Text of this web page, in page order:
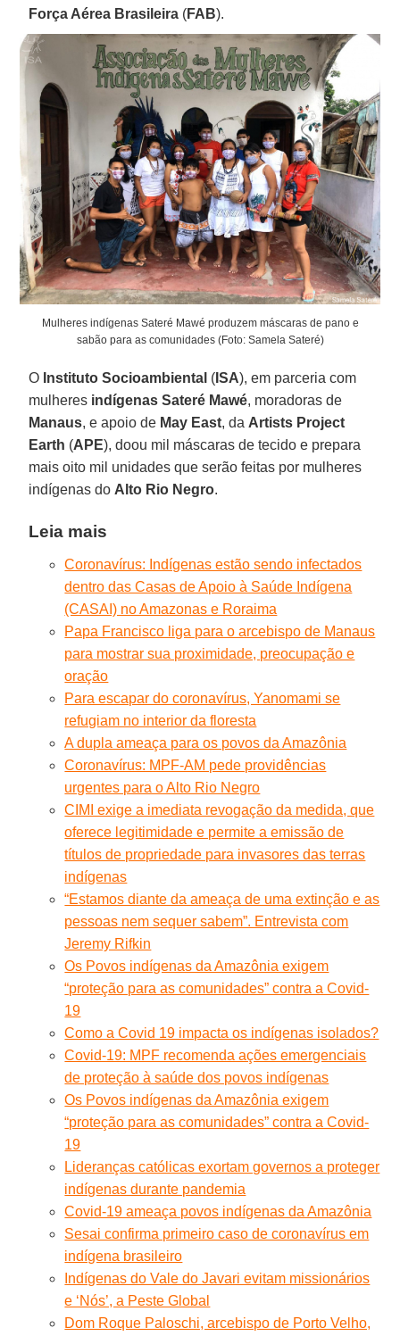
Força Aérea Brasileira (FAB).
Mulheres indígenas Sateré Mawé produzem máscaras de pano e
sabão para as comunidades (Foto: Samela Sateré)
O Instituto Socioambiental ( ISA), em parceria com
mulheres indígenas Sateré Mawé, moradoras de
Manaus, e apoio de May East, da Artists Project
Earth (APE), doou mil máscaras de tecido e prepara
mais oito mil unidades que serão feitas por mulheres
indígenas do Alto Rio Negro.
Leia mais
Coronavírus: Indígenas estão sendo infectados
dentro das Casas de Apoio à Saúde Indígena
(CASAI) no Amazonas e Roraima
Papa Francisco liga para o arcebispo de Manaus
para mostrar sua proximidade, preocupação e
oração
Para escapar do coronavírus, Yanomami se
refugiam no interior da floresta
A dupla ameaça para os povos da Amazônia
Coronavírus: MPF-AM pede providências
urgentes para o Alto Rio Negro
CIMI exige a imediata revogação da medida, que
oferece legitimidade e permite a emissão de
títulos de propriedade para invasores das terras
indígenas
“Estamos diante da ameaça de uma extinção e as
pessoas nem sequer sabem”. Entrevista com
Jeremy Rifkin
Os Povos indígenas da Amazônia exigem
“proteção para as comunidades” contra a Covid-
19
Como a Covid 19 impacta os indígenas isolados?
Covid-19: MPF recomenda ações emergenciais
de proteção à saúde dos povos indígenas
Os Povos indígenas da Amazônia exigem
“proteção para as comunidades” contra a Covid-
19
Lideranças católicas exortam governos a proteger
indígenas durante pandemia
Covid-19 ameaça povos indígenas da Amazônia
Sesai confirma primeiro caso de coronavírus em
indígena brasileiro
Indígenas do Vale do Javari evitam missionários
e ‘Nós’, a Peste Global
Dom Roque Paloschi, arcebispo de Porto Velho,